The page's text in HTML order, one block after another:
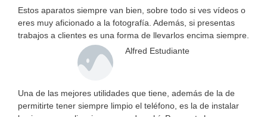
Estos aparatos siempre van bien, sobre todo si ves vídeos o
eres muy aficionado a la fotografía. Además, si presentas
trabajos a clientes es una forma de llevarlos encima siempre.
Alfred Estudiante
Una de las mejores utilidades que tiene, además de la de
permitirte tener siempre limpio el teléfono, es la de instalar